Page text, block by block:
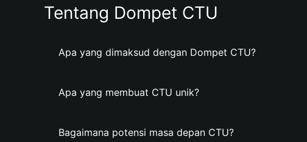
Tentang Dompet CTU
Apa yang dimaksud dengan Dompet CTU?
Apa yang membuat CTU unik?
Bagaimana potensi masa depan CTU?